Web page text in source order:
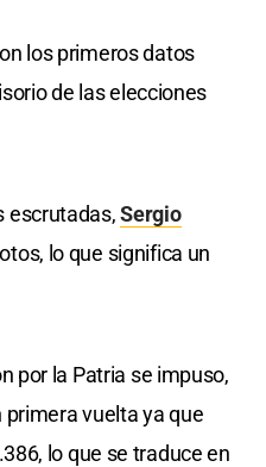
los primeros datos
de las elecciones
escrutadas,Sergio
lo que significa un
por la Patria se impuso,
primera vuelta ya que
lo que se traduce en